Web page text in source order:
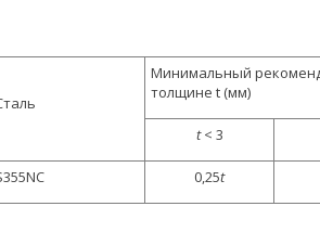
Минимальный
толщине t (мм)
t< 3
0,25t